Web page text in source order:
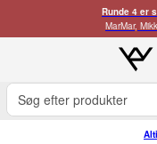
Runde 4 er
MarMar,